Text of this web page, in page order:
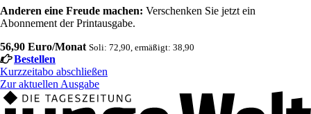
Anderen eine Freude machen: Verschenken Sie jetzt ein
Abonnement der Printausgabe.
56,90 Euro/Monat Soli: 72,90, ermäßigt: 38,90
Bestellen
Kurzzeitabo abschließen
Zur aktuellen Ausgabe